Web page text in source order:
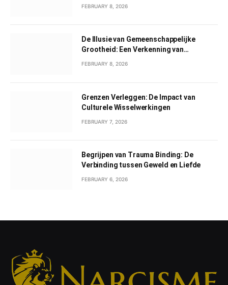
FEBRUARY 8, 2026
De Illusie van Gemeenschappelijke
Grootheid: Een Verkenning van
Gemeenschappelijk Narcisme
FEBRUARY 8, 2026
Grenzen Verleggen: De Impact van
Culturele Wisselwerkingen
FEBRUARY 7, 2026
Begrijpen van Trauma Binding: De
Verbinding tussen Geweld en Liefde
FEBRUARY 6, 2026